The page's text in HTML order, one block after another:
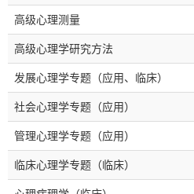
高级心理测量
高级心理学研究方法
发展心理学专题（应用、临床）
社会心理学专题（应用）
管理心理学专题（应用）
临床心理学专题（临床）